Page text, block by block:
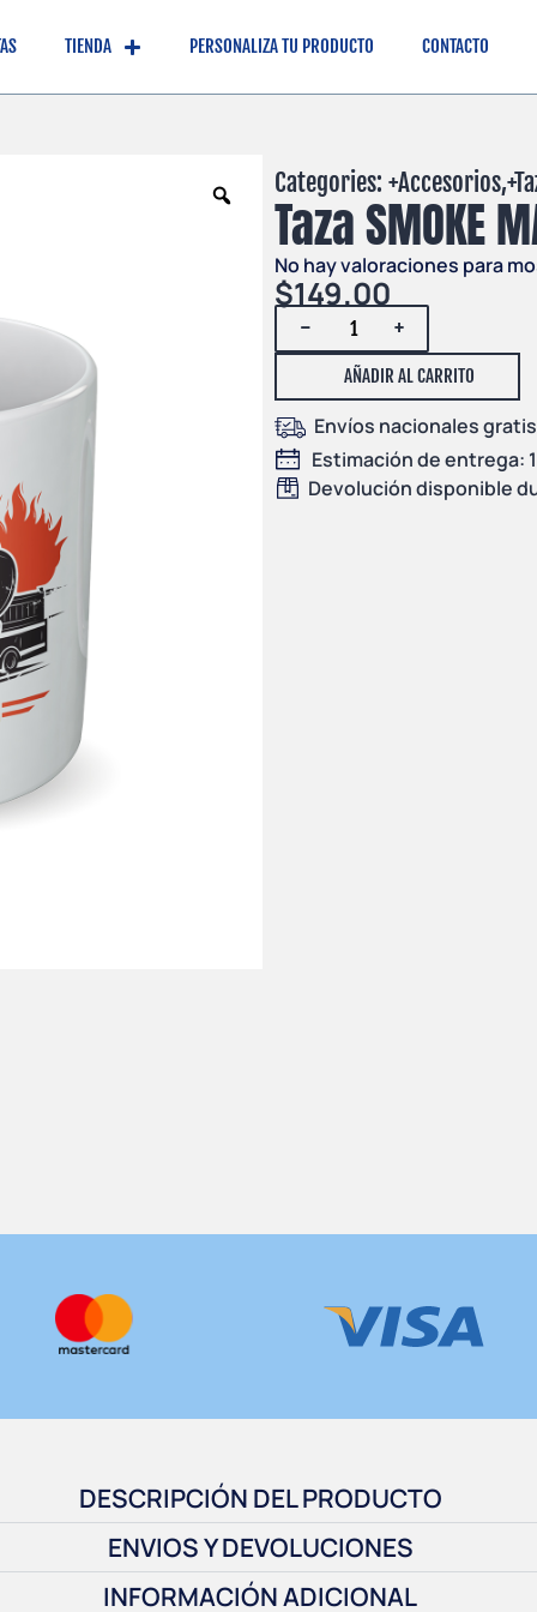
TIENDA PERSONALIZA TU PRODUCTO CONTACTO
Categories: +Accesorios,+
Taza SMOKE
No hay valoraciones para
$149.00
- +
AÑADIR AL CARRITO
Envíos nacionales
Estimación de entrega:
Devolución disponible
DESCRIPCIÓN DEL PRODUCTO
ENVIOS Y DEVOLUCIONES
INFORMACIÓN ADICIONAL